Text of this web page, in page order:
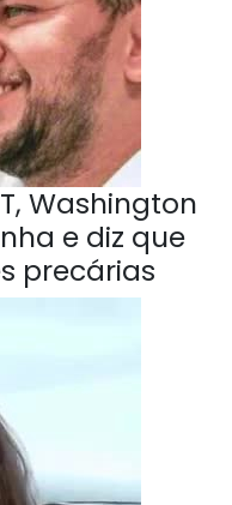
Washington
e diz que
precárias